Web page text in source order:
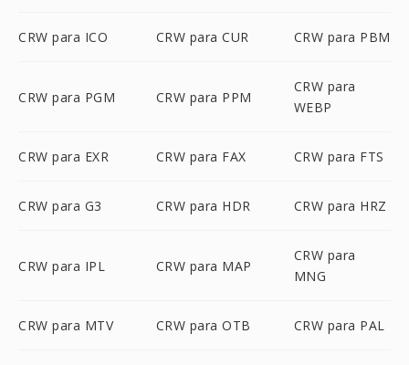
CRW para ICO CRW para CUR CRW para PBM
CRW para PGM CRW para PPM
CRW para
WEBP
CRW para EXR CRW para FAX CRW para FTS
CRW para G3 CRW para HDR CRW para HRZ
CRW para IPL CRW para MAP
CRW para
MNG
CRW para MTV CRW para OTB CRW para PAL